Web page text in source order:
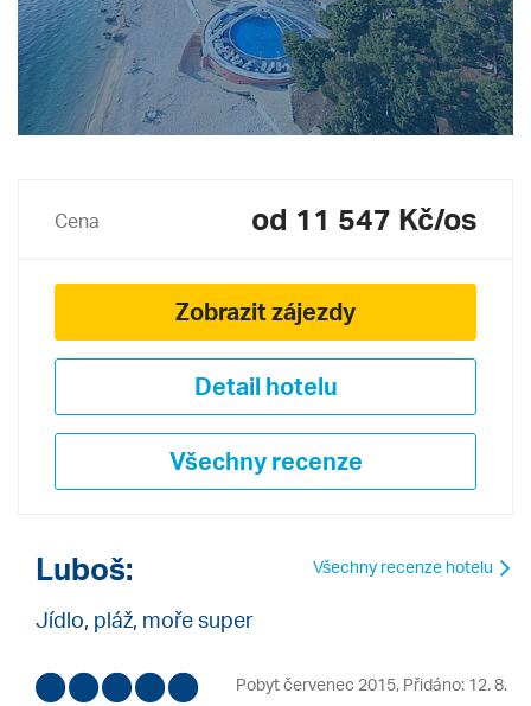
Cena od 11 547 Kč/os
Zobrazit zájezdy
Detail hotelu
Všechny recenze
Všechny recenze hotelu
Luboš:
Jídlo, pláž, moře super
Pobyt červenec 2015, Přidáno: 12. 8.